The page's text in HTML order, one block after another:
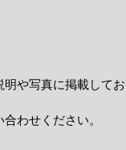
や写真に掲載して
わせください。